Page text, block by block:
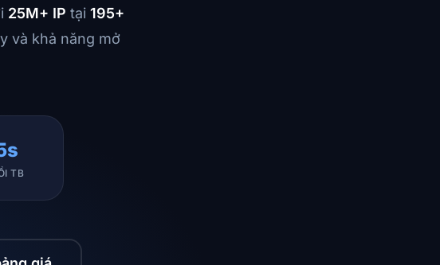
25M+ IP tại 195+
và khả năng mở
TB